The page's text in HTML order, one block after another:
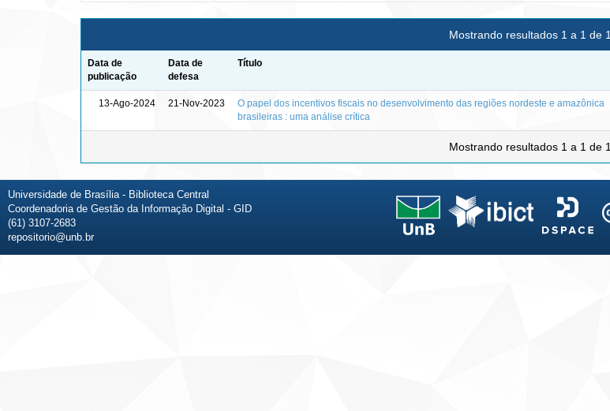
Mostrando resultados 1 a 1 de 1
Data de
publicação
Data de
defesa
Título
13-Ago-2024 21-Nov-2023
O papel dos incentivos fiscais no desenvolvimento das regiões nordeste e amazônica
brasileiras : uma análise crítica
Mostrando resultados 1 a 1 de 1
Universidade de Brasília - Biblioteca Central
Coordenadoria de Gestão da Informação Digital - GID
(61) 3107-2683
repositorio@unb.br